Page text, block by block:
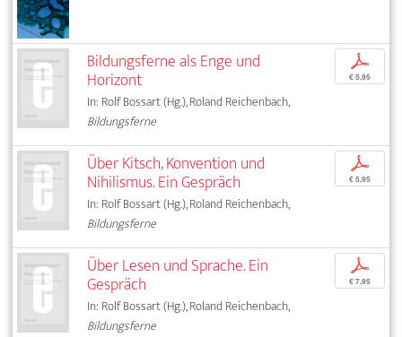
Bildungsferne als Enge und
Horizont
In: Rolf Bossart (Hg.), Roland Reichenbach,
Bildungsferne
p
€ 5,95
Über Kitsch, Konvention und
Nihilismus. Ein Gespräch
In: Rolf Bossart (Hg.), Roland Reichenbach,
Bildungsferne
p
€ 5,95
Über Lesen und Sprache. Ein
Gespräch
In: Rolf Bossart (Hg.), Roland Reichenbach,
Bildungsferne
p
€ 7,95